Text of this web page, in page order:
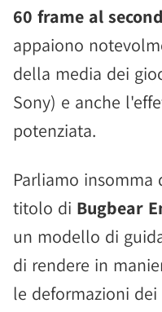
60 frame al
appaiono
della media dei
Sony) e anche
potenziata.
Parliamo
titolo di Bugbear
un modello di
di rendere in
le deformazioni